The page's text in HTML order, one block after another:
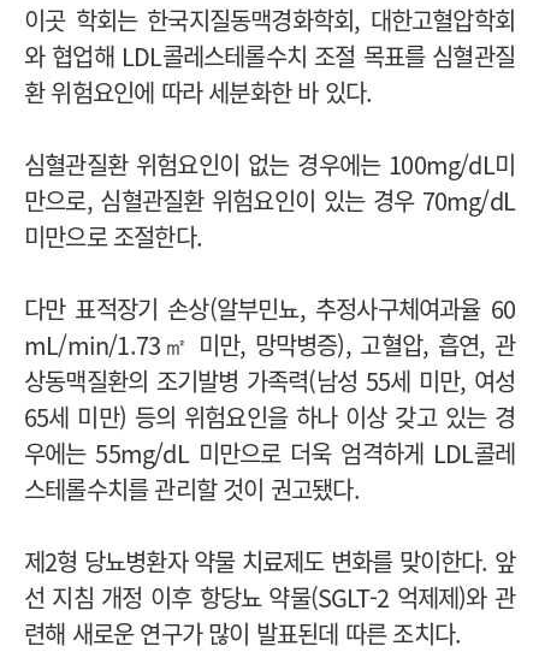
이곳 학회는 한국지질동맥경화학회, 대한고혈압학회
와 협업해 LDL콜레스테롤수치 조절 목표를 심혈관질
환 위험요인에 따라 세분화한 바 있다.
심혈관질환 위험요인이 없는 경우에는 100mg/dL미
만으로, 심혈관질환 위험요인이 있는 경우 70mg/dL
미만으로 조절한다.
다만 표적장기 손상(알부민뇨, 추정사구체여과율 60
mL/min/1.73㎡ 미만, 망막병증), 고혈압, 흡연, 관
상동맥질환의 조기발병 가족력(남성 55세 미만, 여성
65세 미만) 등의 위험요인을 하나 이상 갖고 있는 경
우에는 55mg/dL 미만으로 더욱 엄격하게 LDL콜레
스테롤수치를 관리할 것이 권고됐다.
제2형 당뇨병환자 약물 치료제도 변화를 맞이한다. 앞
선 지침 개정 이후 항당뇨 약물(SGLT-2 억제제)와 관
련해 새로운 연구가 많이 발표된데 따른 조치다.